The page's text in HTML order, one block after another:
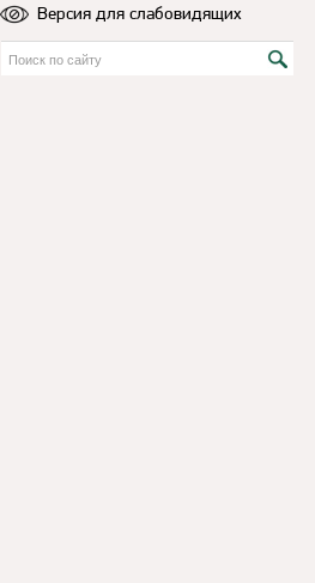
Версия для слабовидящих